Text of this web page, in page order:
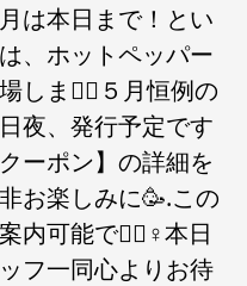
は本日まで！とい
、ホットペッパー
します🏻５月恒例の
夜、発行予定です
ーポン】の詳細を
お楽しみに🥳.この
内可能です🏻‍♀️本日
フ一同心よりお待